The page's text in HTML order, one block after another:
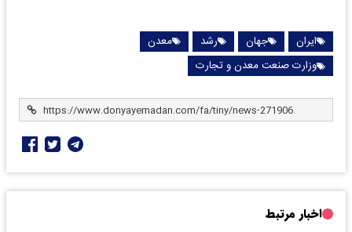
ایران جهان رشد
معدن
وزارت صنعت معدن و تجارت
اخبار مرتبط